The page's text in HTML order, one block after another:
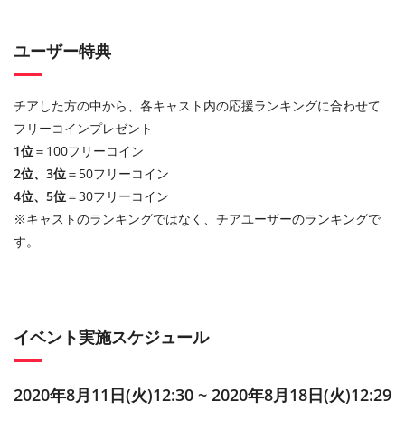
ユーザー特典
チアした方の中から、各キャスト内の応援ランキングに合わせて
フリーコインプレゼント
1位＝100フリーコイン
2位、3位＝50フリーコイン
4位、5位＝30フリーコイン
※キャストのランキングではなく、チアユーザーのランキングで
す。
イベント実施スケジュール
2020年8月11日(火)12:30 ~ 2020年8月18日(火)12:29